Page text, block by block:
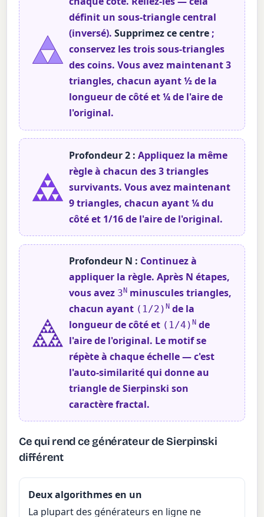
définit un sous-triangle central
(inversé). Supprimez ce centre;
conservez les trois sous-triangles
des coins. Vous avez maintenant 3
triangles, chacun ayant ½ de la
longueur de côté et ¼ de l'aire de
l'original.
Profondeur 2 : Appliquez la même
règle à chacun des 3 triangles
survivants. Vous avez maintenant
9 triangles, chacun ayant ¼ du
côté et 1/16 de l'aire de l'original.
Profondeur N : Continuez à
appliquer la règle. Après N étapes,
vous avez 3 Nminuscules triangles,
chacun ayant (1/2) Nde la
longueur de côté et (1/4) Nde
l'aire de l'original. Le motif se
répète à chaque échelle — c'est
l'auto-similarité qui donne au
triangle de Sierpinski son
caractère fractal.
Ce qui rend ce générateur de Sierpinski
différent
Deux algorithmes en un
La plupart des générateurs en ligne ne